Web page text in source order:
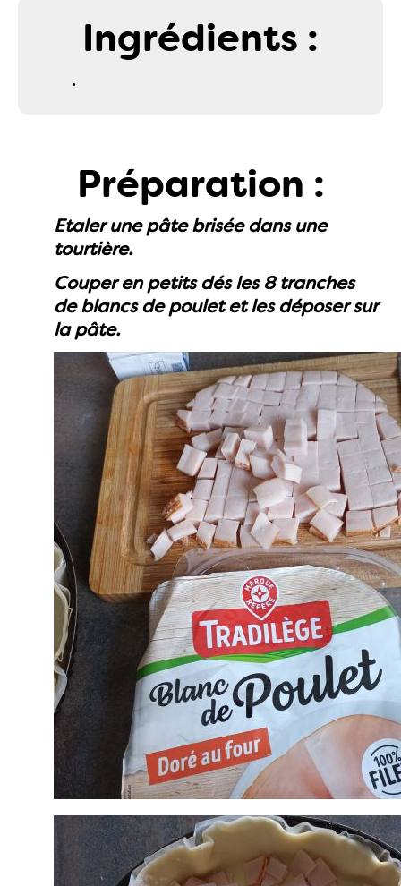
Ingrédients :
.
Préparation :
Etaler une pâte brisée dans une
tourtière.
Couper en petits dés les 8 tranches
de blancs de poulet et les déposer sur
la pâte.